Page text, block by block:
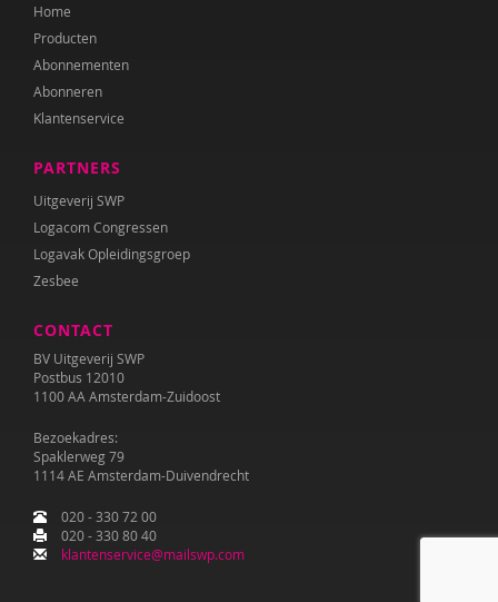
Home
Producten
Abonnementen
Abonneren
Klantenservice
PARTNERS
Uitgeverij SWP
Logacom Congressen
Logavak Opleidingsgroep
Zesbee
CONTACT
BV Uitgeverij SWP
Postbus 12010
1100 AA Amsterdam-Zuidoost
Bezoekadres:
Spaklerweg 79
1114 AE Amsterdam-Duivendrecht
020 - 330 72 00
020 - 330 80 40
klantenservice@mailswp.com